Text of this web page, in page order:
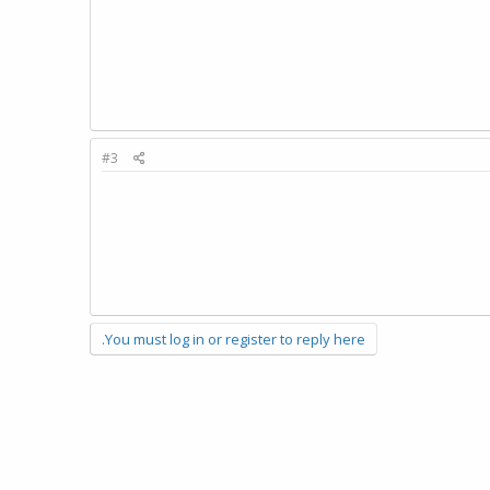
#3
You must log in or register to reply here.